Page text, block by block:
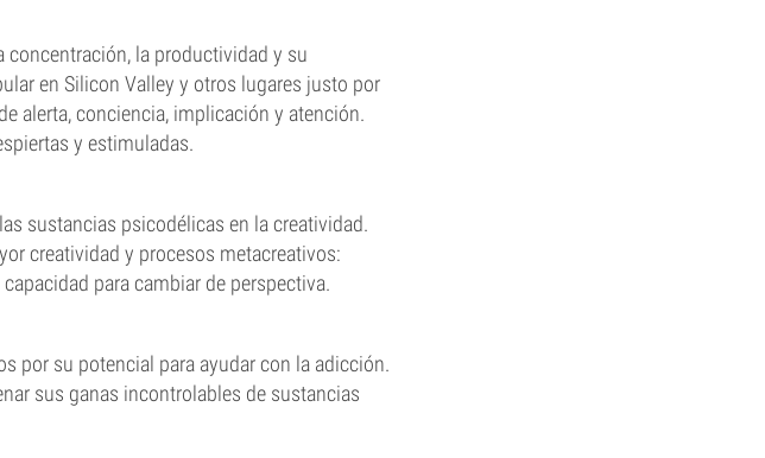
la productividad y su
en Silicon Valley y otros lugares justo por
alerta, conciencia, implicación y atención.
y estimuladas.
sustancias psicodélicas en la creatividad.
creatividad y procesos metacreativos:
para cambiar de perspectiva.
por su potencial para ayudar con la adicción.
sus ganas incontrolables de sustancias